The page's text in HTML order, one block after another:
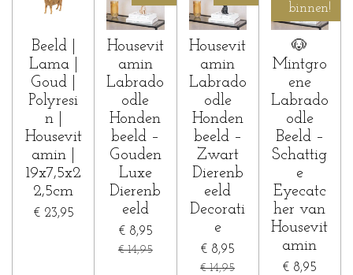
Beeld |
Lama |
Goud |
Polyresi
n |
Housevit
amin |
19x7,5x2
2,5cm
€ 23,95
Housevit
amin
Labrado
odle
Honden
beeld –
Gouden
Luxe
Dierenb
eeld
€ 8,95
€ 14,95
Housevit
amin
Labrado
odle
Honden
beeld –
Zwart
Dierenb
eeld
Decorati
e
€ 8,95
€ 14,95
binnen!
🐶
Mintgro
ene
Labrado
odle
Beeld –
Schattig
e
Eyecatc
her van
Housevit
amin
€ 8,95